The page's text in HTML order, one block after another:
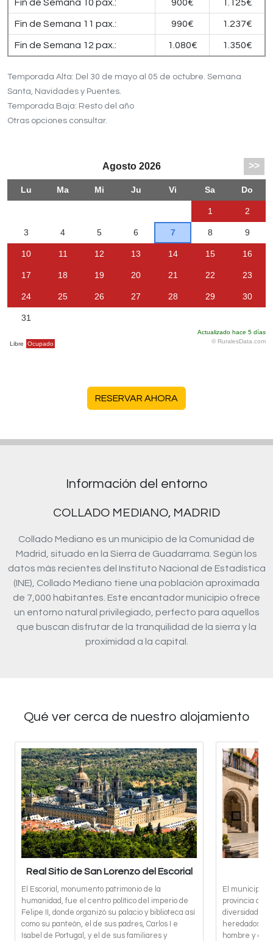
Fin de Semana 10 pax.: 900€ 1.125€
Fin de Semana 11 pax.: 990€ 1.237€
Fin de Semana 12 pax.: 1.080€ 1.350€
Temporada Alta: Del 30 de mayo al 05 de octubre. Semana
Santa, Navidades y Puentes.
Temporada Baja: Resto del año
Otras opciones consultar.
RESERVAR AHORA
Información del entorno
COLLADO MEDIANO, MADRID
Collado Mediano es un municipio de la Comunidad de
Madrid, situado en la Sierra de Guadarrama. Según los
datos más recientes del Instituto Nacional de Estadística
(INE), Collado Mediano tiene una población aproximada
de 7,000 habitantes. Este encantador municipio ofrece
un entorno natural privilegiado, perfecto para aquellos
que buscan disfrutar de la tranquilidad de la sierra y la
proximidad a la capital.
Qué ver cerca de nuestro alojamiento
Real Sitio de San Lorenzo del Escorial
El Escorial, monumento patrimonio de la
humanidad, fue el centro político del imperio de
Felipe II, donde organizó su palacio y biblioteca así
como su panteón, el de sus padres, Carlos I e
Isabel de Portugal, y el de sus familiares y
El municipio
provincia de
diversidad de
heredados
hombre y el